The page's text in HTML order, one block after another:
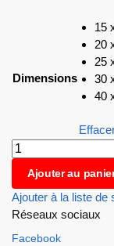
Dimensions
15
20
25
30
40
Ajouter au
Ajouter à la liste de
Réseaux sociaux
Facebook